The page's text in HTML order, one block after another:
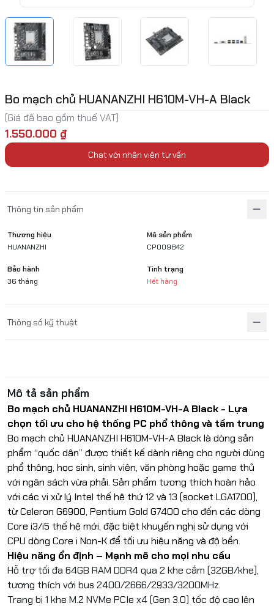
Bo mạch chủ HUANANZHI H610M-VH-A Black
(Giá đã bao gồm thuế VAT)
1.550.000 ₫
Chat với nhân viên tư vấn
Thông tin sản phẩm
Thương hiệu
HUANANZHI
Mã sản phẩm
CP009842
Bảo hành
36 tháng
Tình trạng
Hết hàng
Thông số kỹ thuật
Mô tả sản phẩm
Bo mạch chủ HUANANZHI H610M-VH-A Black - Lựa
chọn tối ưu cho hệ thống PC phổ thông và tầm trung
Bo mạch chủ HUANANZHI H610M-VH-A Black là dòng sản
phẩm “quốc dân” được thiết kế dành riêng cho người dùng
phổ thông, học sinh, sinh viên, văn phòng hoặc game thủ
với ngân sách vừa phải. Sản phẩm tương thích hoàn hảo
với các vi xử lý Intel thế hệ thứ 12 và 13 (socket LGA1700),
từ Celeron G6900, Pentium Gold G7400 cho đến các dòng
Core i3/i5 thế hệ mới, đặc biệt khuyến nghị sử dụng với
CPU dòng Core i Non-K để tối ưu hiệu năng và độ bền.
Hiệu năng ổn định – Mạnh mẽ cho mọi nhu cầu
Hỗ trợ tối đa 64GB RAM DDR4 qua 2 khe cắm (32GB/khe),
tương thích với bus 2400/2666/2933/3200MHz.
Trang bị 1 khe M.2 NVMe PCIe x4 (Gen 3.0) tốc độ cao lên